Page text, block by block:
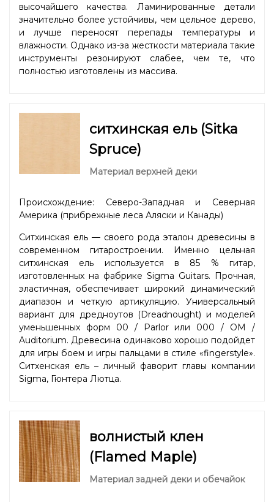
высочайшего качества. Ламинированные детали
значительно более устойчивы, чем цельное дерево,
и лучше переносят перепады температуры и
влажности. Однако из-за жесткости материала такие
инструменты резонируют слабее, чем те, что
полностью изготовлены из массива.
ситхинская ель (Sitka
Spruce)
Материал верхней деки
Происхождение: Северо-Западная и Северная
Америка (прибрежные леса Аляски и Канады)
Ситхинская ель — своего рода эталон древесины в
современном гитаростроении. Именно цельная
ситхинская ель используется в 85 % гитар,
изготовленных на фабрике Sigma Guitars. Прочная,
эластичная, обеспечивает широкий динамический
диапазон и четкую артикуляцию. Универсальный
вариант для дредноутов (Dreadnought) и моделей
уменьшенных форм 00 / Parlor или 000 / OM /
Auditorium. Древесина одинаково хорошо подойдет
для игры боем и игры пальцами в стиле «fingerstyle».
Ситхенская ель – личный фаворит главы компании
Sigma, Гюнтера Лютца.
волнистый клен
(Flamed Maple)
Материал задней деки и обечайок